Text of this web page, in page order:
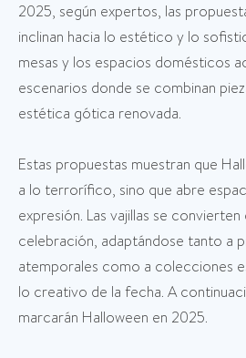
2025, según expertos, las
inclinan hacia lo estético y lo
mesas y los espacios domésticos
escenarios donde se combinan
estética gótica renovada.
Estas propuestas muestran que
a lo terrorífico, sino que abre
expresión. Las vajillas se convierten
celebración, adaptándose tanto a
atemporales como a colecciones
lo creativo de la fecha. A
marcarán Halloween en 2025.